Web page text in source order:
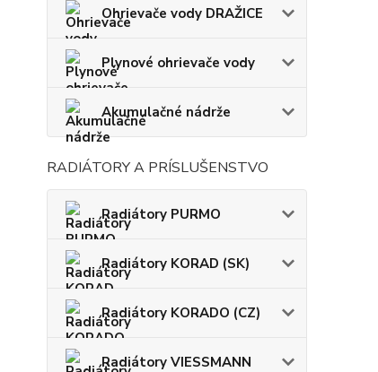
Ohrievače vody DRAŽICE
Plynové ohrievače vody
Akumulačné nádrže
RADIÁTORY A PRÍSLUŠENSTVO
Radiátory PURMO
Radiátory KORAD (SK)
Radiátory KORADO (CZ)
Radiátory VIESSMANN